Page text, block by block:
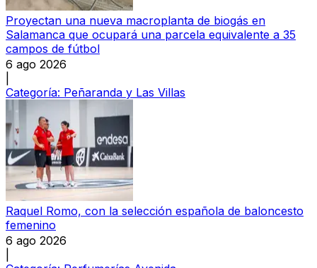
Proyectan una nueva macroplanta de biogás en
Salamanca que ocupará una parcela equivalente a 35
campos de fútbol
6 ago 2026
Categoría: Peñaranda y Las Villas
Raquel Romo, con la selección española de baloncesto
femenino
6 ago 2026